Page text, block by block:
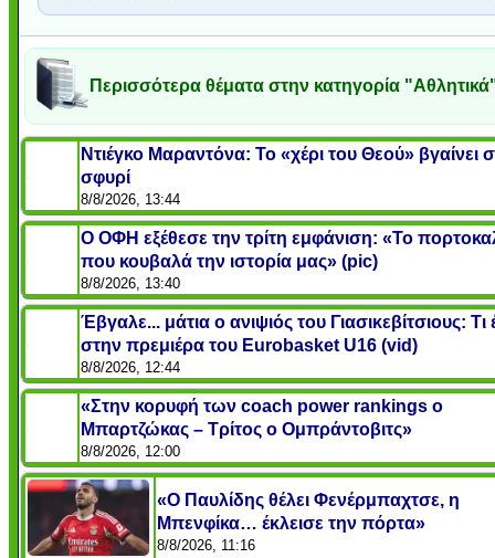
Περισσότερα θέματα στην κατηγορία
Ντιέγκο Μαραντόνα: Το «χέρι του Θεού» βγαίνει
σφυρί
8/8/2026, 13:44
Ο ΟΦΗ εξέθεσε την τρίτη εμφάνιση: «Το
που κουβαλά την ιστορία μας» (pic)
8/8/2026, 13:40
Έβγαλε... μάτια ο ανιψιός του Γιασικεβίτσιους: Τι
στην πρεμιέρα του Eurobasket U16 (vid)
8/8/2026, 12:44
«Στην κορυφή των coach power rankings ο
Μπαρτζώκας – Τρίτος ο Ομπράντοβιτς»
8/8/2026, 12:00
«Ο Παυλίδης θέλει Φενέρμπαχτσε, η
Μπενφίκα… έκλεισε την πόρτα»
8/8/2026, 11:16